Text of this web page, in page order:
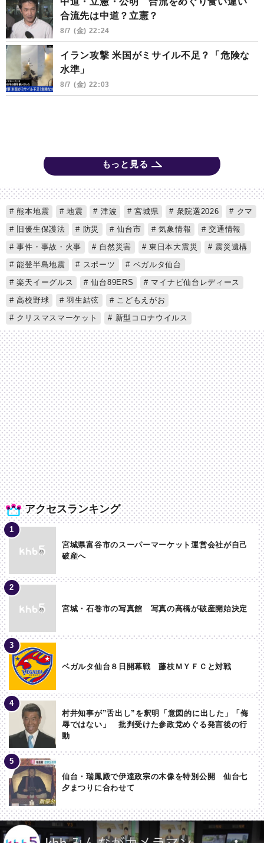
合流先は中道？立憲？
8/7 (金) 22:24
イラン攻撃 米国がミサイル不足？「危険な
水準」
8/7 (金) 22:03
もっと見る
アクセスランキング
宮城県富谷市のスーパーマーケット運営会社が自己
破産へ
宮城・石巻市の写真館 写真の高橋が破産開始決定
ベガルタ仙台８日開幕戦 藤枝ＭＹＦＣと対戦
村井知事が”舌出し”を釈明「意図的に出した」「侮
辱ではない」 批判受けた参政党めぐる発言後の行
動
仙台・瑞鳳殿で伊達政宗の木像を特別公開 仙台七
夕まつりに合わせて
熊本地震 地震 津波 宮城県 衆院選2026
クマ
旧優生保護法
防災 仙台市 気象情報
交通情報
事件・事故・火事
自然災害 東日本大震災
震災遺構
能登半島地震
スポーツ
ベガルタ仙台
楽天イーグルス
仙台89ERS
マイナビ仙台レディース
高校野球
羽生結弦
こどもえがお
クリスマスマーケット
新型コロナウイルス